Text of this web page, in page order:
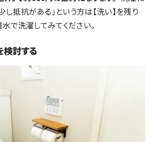
抵抗がある」という方は【洗い】を残り
水で洗濯してみてください。
検討する